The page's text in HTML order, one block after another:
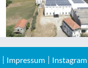
Impressum Instagram